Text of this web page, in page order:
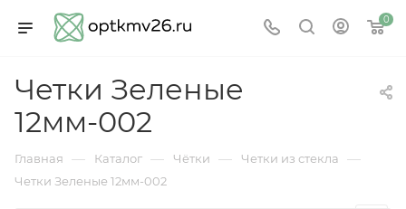
0
Четки Зеленые
12мм-002
Главная — Каталог — Чётки — Четки из стекла —
Четки Зеленые 12мм-002